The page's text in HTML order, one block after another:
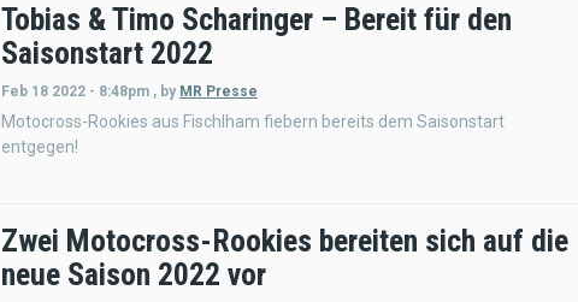
Tobias & Timo Scharinger – Bereit für den
Saisonstart 2022
Feb 18 2022 - 8:48pm , by MR Presse
Motocross-Rookies aus Fischlham fiebern bereits dem Saisonstart
entgegen!
Zwei Motocross-Rookies bereiten sich auf die
neue Saison 2022 vor